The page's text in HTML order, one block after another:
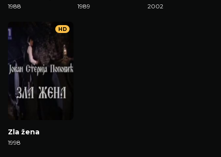
1988 1989 2002
Zla žena
1998
HD